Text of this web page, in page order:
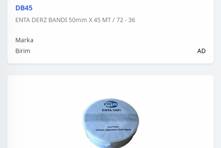
DB45
ENTA DERZ BANDI 50mm X 45 MT / 72 - 36
Marka
Birim
AD